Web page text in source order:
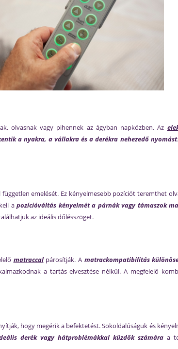
olvasnak vagy pihennek az ágyban napközben. Az
a nyakra, a vállakra és a derékra nehezedő nyomást
emelését. Ez kényelmesebb pozíciót teremthet
apozícióváltás kényelmét a párnák vagy támaszok
az ideális dőlésszöget.
matraccalpárosítják. A matrackompatibilitás
a tartás elvesztése nélkül. A megfelelő
hogy megérik a befektetést. Sokoldalúságuk és
derék vagy hátproblémákkal küzdők számára a